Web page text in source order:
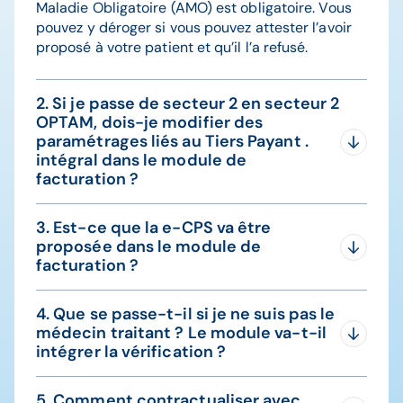
Maladie Obligatoire (AMO) est obligatoire. Vous
pouvez y déroger si vous pouvez attester l’avoir
proposé à votre patient et qu’il l’a refusé.
2. Si je passe de secteur 2 en secteur 2
OPTAM, dois-je modifier des
paramétrages liés au Tiers Payant .
intégral dans le module de
facturation ?
le paramétrer dans le logiciel, car certaines
règles d’application des actes et certains tarifs
peuvent changer. Ces modifications s’effectuent
dans les préférences utilisateur. En revanche,
concernant le tiers payant intégral, il n’y a aucun
paramètre à modifier.
3. Est-ce que la e-CPS va être
proposée dans le module de
facturation ?
disposition par le GIE SESAM-Vitale sur la partie
facturation. Elle se déploie progressivement sur
les différents téléservices (INS, DMP). Elle devrait
être accessible en 2026, mais cela dépend des
pouvoirs publics.
4. Que se passe-t-il si je ne suis pas le
médecin traitant ? Le module va-t-il
intégrer la vérification ?